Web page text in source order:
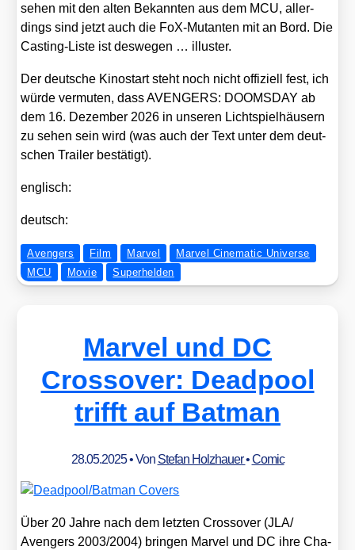
se­hen mit den alten Bekann­ten aus dem MCU, aller­
dings sind jetzt auch die FoX-Mutan­ten mit an Bord. Die
Cas­ting-Lis­te ist des­we­gen … illus­ter.
Der deut­sche Kino­start steht noch nicht offi­zi­ell fest, ich
wür­de ver­mu­ten, dass AVENGERS: DOOMSDAY ab
dem 16. Dezem­ber 2026 in unse­ren Licht­spiel­häu­sern
zu sehen sein wird (was auch der Text unter dem deut­
schen Trai­ler bestä­tigt).
eng­lisch:
deutsch:
Avengers Film Marvel
Marvel Cinematic Universe
MCU
Movie Superhelden
Marvel und DC
Crossover: Deadpool
trifft auf Batman
28.05.2025• Von Stefan Holzhauer•Comic
Über 20 Jah­re nach dem letz­ten Cross­over (JLA/​
Avengers 2003/​2004) brin­gen Mar­vel und DC ihre Cha­